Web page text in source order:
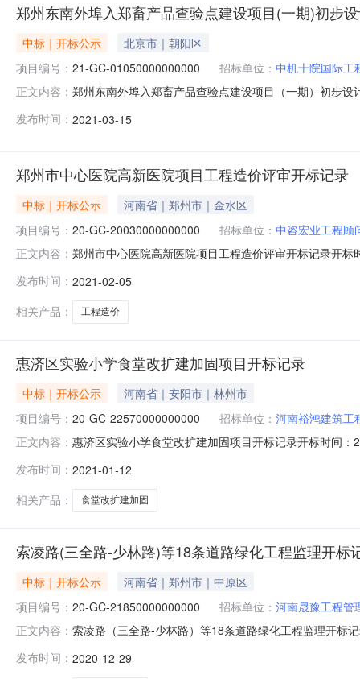
郑州东南外埠入郑畜产品查验点建设项目(一期)初步
中标｜开标公示
北京市｜朝阳区
项目编号： 21-GC-01050000000000 招标单位： 中机十院国际工
正文内容： 郑州东南外埠入郑畜产品查验点建设项目（一期）初步
标人名称:中赟国际工程有限公司;项目负责人:;报价:元/
发布时间： 2021-03-15
郑州市中心医院高新医院项目工程造价评审开标记录
中标｜开标公示
河南省｜郑州市｜金水区
项目编号： 20-GC-20030000000000 招标单位： 中咨宏业工程顾
正文内容： 郑州市中心医院高新医院项目工程造价评审开标记录开
限公司;项目负责人:;报价:元/%;工期:日历天;质量要求:;保
发布时间： 2021-02-05
相关产品：
工程造价
惠济区实验小学食堂改扩建加固项目开标记录
中标｜开标公示
河南省｜安阳市｜林州市
项目编号： 20-GC-22570000000000 招标单位： 河南裕鸿建筑工
正文内容： 惠济区实验小学食堂改扩建加固项目开标记录开标时间
司;项目负责人:;报价:元/%;工期:日历天;质量要求:;保证金
发布时间： 2021-01-12
相关产品：
食堂改扩建加固
索凌路(三全路-少林路)等18条道路绿化工程监理开标
中标｜开标公示
河南省｜郑州市｜中原区
项目编号： 20-GC-21850000000000 招标单位： 河南晟豫工程管
正文内容： 索凌路（三全路-少林路）等18条道路绿化工程监理开标
工程管理有限公司;项目负责人:;报价:元/%;工期:日历天;
发布时间： 2020-12-29